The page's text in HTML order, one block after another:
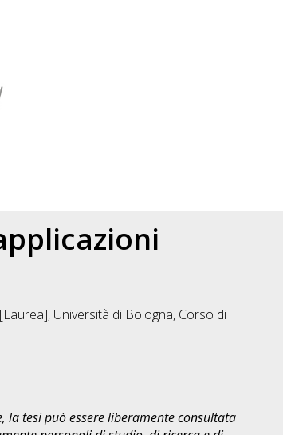
[Laurea], Università di Bologna, Corso di
tesi può essere liberamente consultata